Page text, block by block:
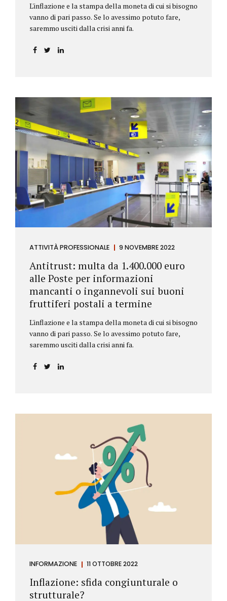
L'inflazione e la stampa della moneta di cui si bisogno
vanno di pari passo. Se lo avessimo potuto fare,
saremmo usciti dalla crisi anni fa.
ATTIVITÀ PROFESSIONALE 9 NOVEMBRE 2022
Antitrust: multa da 1.400.000 euro
alle Poste per informazioni
mancanti o ingannevoli sui buoni
fruttiferi postali a termine
L'inflazione e la stampa della moneta di cui si bisogno
vanno di pari passo. Se lo avessimo potuto fare,
saremmo usciti dalla crisi anni fa.
INFORMAZIONE 11 OTTOBRE 2022
Inflazione: sfida congiunturale o
strutturale?